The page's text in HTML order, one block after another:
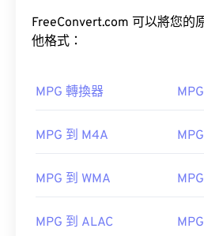
FreeConvert.com 可以將您的
他格式：
MPG 轉換器
MPG 到 M4A
MPG 到 WMA
MPG 到 ALAC